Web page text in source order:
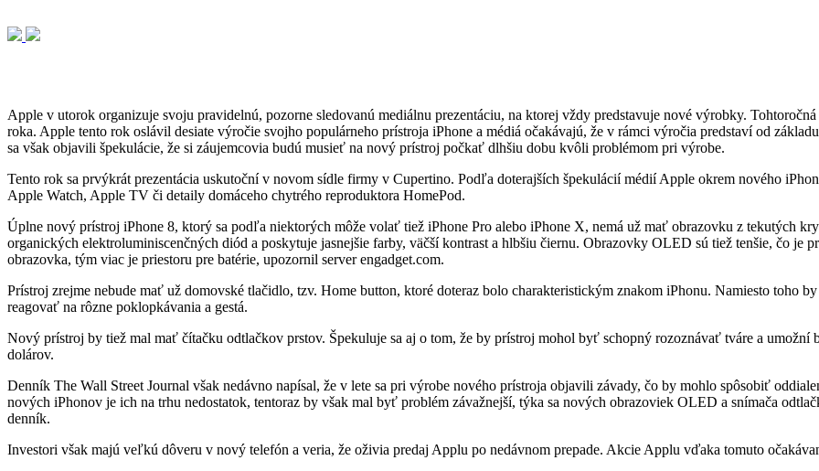
Apple v utorok organizuje svoju pravidelnú, pozorne sledovanú mediálnu prezentáciu, na ktorej vždy predstavuje nové výrobky.
roka. Apple tento rok oslávil desiate výročie svojho populárneho prístroja iPhone a médiá očakávajú, že v rámci výročia predstaví od
sa však objavili špekulácie, že si záujemcovia budú musieť na nový prístroj počkať dlhšiu dobu kvôli problémom pri výrobe.
Tento rok sa prvýkrát prezentácia uskutoční v novom sídle firmy v Cupertino. Podľa doterajších špekulácií médií Apple okrem nového
Apple Watch, Apple TV či detaily domáceho chytrého reproduktora HomePod.
Úplne nový prístroj iPhone 8, ktorý sa podľa niektorých môže volať tiež iPhone Pro alebo iPhone X, nemá už mať obrazovku z tekutých
organických elektroluminiscenčných diód a poskytuje jasnejšie farby, väčší kontrast a hlbšiu čiernu. Obrazovky OLED sú tiež tenšie, čo je
obrazovka, tým viac je priestoru pre batérie, upozornil server engadget.com.
Prístroj zrejme nebude mať už domovské tlačidlo, tzv. Home button, ktoré doteraz bolo charakteristickým znakom iPhonu. Namiesto toho
reagovať na rôzne poklopkávania a gestá.
Nový prístroj by tiež mal mať čítačku odtlačkov prstov. Špekuluje sa aj o tom, že by prístroj mohol byť schopný rozoznávať tváre a umožní
dolárov.
Denník The Wall Street Journal však nedávno napísal, že v lete sa pri výrobe nového prístroja objavili závady, čo by mohlo spôsobiť
nových iPhonov je ich na trhu nedostatok, tentoraz by však mal byť problém závažnejší, týka sa nových obrazoviek OLED a snímača
denník.
Investori však majú veľkú dôveru v nový telefón a veria, že oživia predaj Applu po nedávnom prepade. Akcie Applu vďaka tomuto